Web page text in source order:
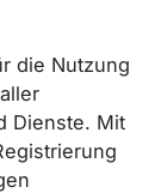
die Nutzung
Dienste. Mit